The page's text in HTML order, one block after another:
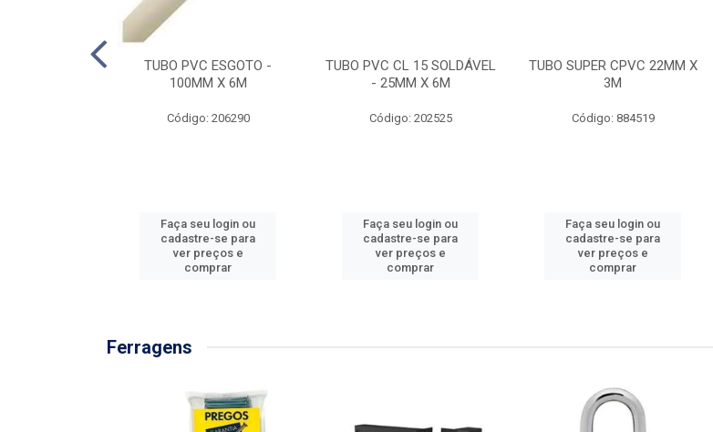
TUBO PVC ESGOTO -
100MM X 6M
Código: 206290
Faça seu login ou
cadastre-se para
ver preços e
comprar
TUBO PVC CL 15 SOLDÁVEL
- 25MM X 6M
Código: 202525
Faça seu login ou
cadastre-se para
ver preços e
comprar
TUBO SUPER CPVC 22MM X
3M
Código: 884519
Faça seu login ou
cadastre-se para
ver preços e
comprar
Ferragens